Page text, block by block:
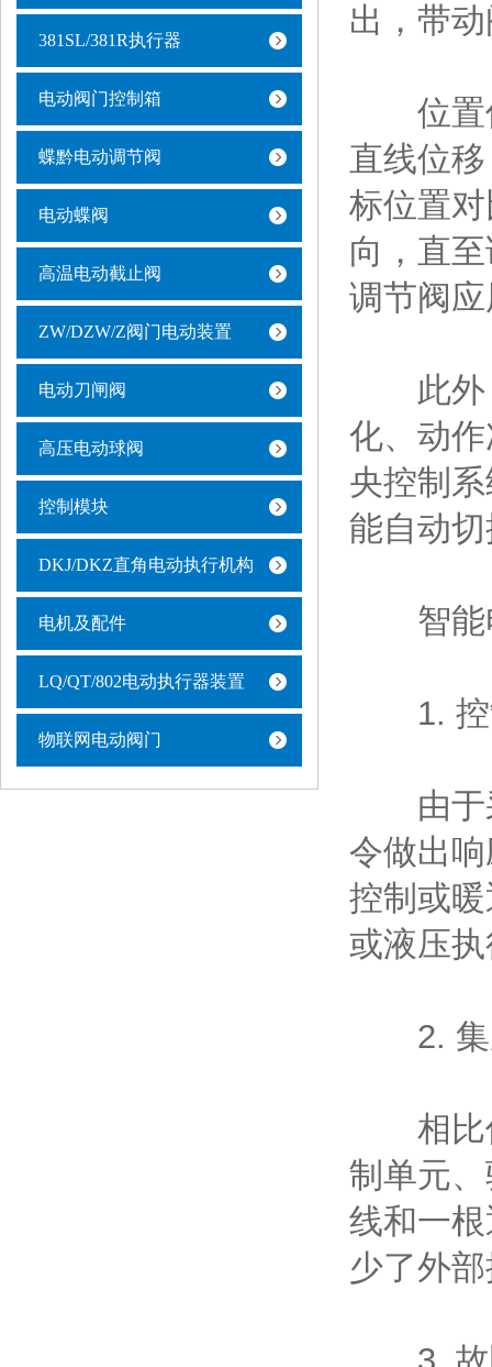
381SL/381R执行器
电动阀门控制箱
蝶黔电动调节阀
电动蝶阀
高温电动截止阀
ZW/DZW/Z阀门电动装置
电动刀闸阀
高压电动球阀
控制模块
DKJ/DKZ直角电动执行机构
电机及配件
LQ/QT/802电动执行器装置
物联网电动阀门
出，带
位置传
直线位
标位置
向，直
调节阀
此外，
化、动
央控制
能自动
智能
1. 控
由于采
令做出
控制或
或液压
2. 集
相比传
制单元
线和一
少了外